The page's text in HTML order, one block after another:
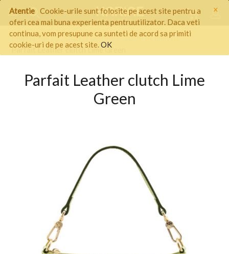
×
Atentie Cookie-urile sunt folosite pe acest site pentru a
oferi cea mai buna experienta pentruutilizator. Daca veti
continua, vom presupune ca sunteti de acord sa primiti
cookie-uri de pe acest site.OK
Pagina start / GENTI DAMA / Genti de mana /
Parfait Leather clutch Lime Green
Parfait Leather clutch Lime
Green